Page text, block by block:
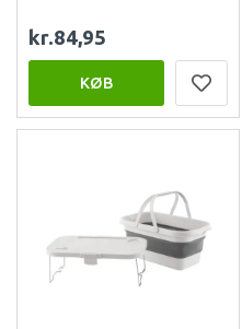
kr.84,95
KØB